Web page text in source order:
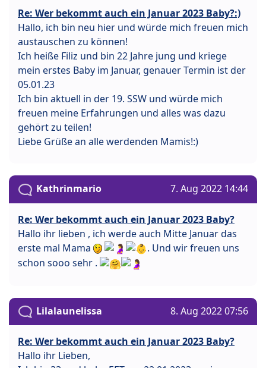
Re: Wer bekommt auch ein Januar 2023 Baby?:)
Hallo, ich bin neu hier und würde mich freuen mich
austauschen zu können!
Ich heiße Filiz und bin 22 Jahre jung und kriege
mein erstes Baby im Januar, genauer Termin ist der
05.01.23
Ich bin aktuell in der 19. SSW und würde mich
freuen meine Erfahrungen und alles was dazu
gehört zu teilen!
Liebe Grüße an alle werdenden Mamis!:)
Kathrinmario 7. Aug 2022 14:44
Re: Wer bekommt auch ein Januar 2023 Baby?
Hallo ihr lieben , ich werde auch Mitte Januar das
erste mal Mama
. Und wir freuen uns
schon sooo sehr .
Lilalaunelissa 8. Aug 2022 07:56
Re: Wer bekommt auch ein Januar 2023 Baby?
Hallo ihr Lieben,